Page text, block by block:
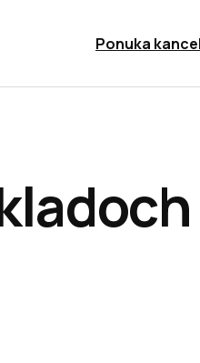
Ponuka